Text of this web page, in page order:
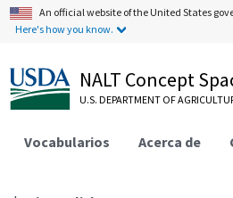
An official website of the United States
Here's how you know.
NALT Concept
U.S. DEPARTMENT OF
Vocabularios Acerca de